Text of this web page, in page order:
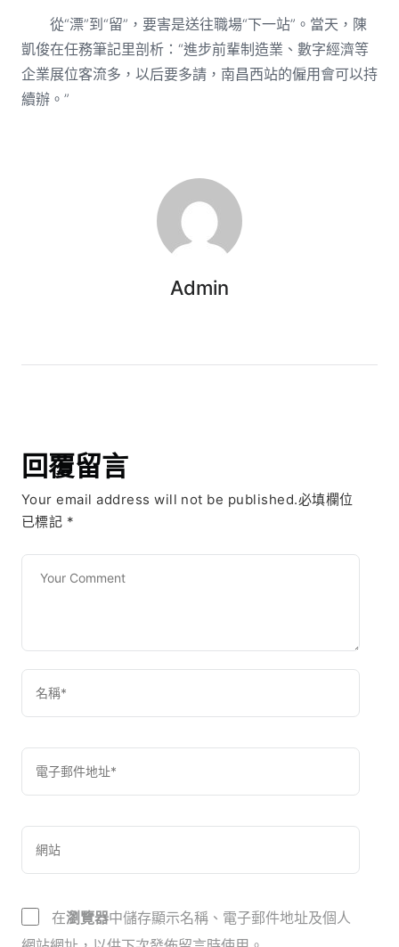
從“漂”到“留”，要害是送往職場“下一站”。當天，陳
凱俊在任務筆記里剖析：“進步前輩制造業、數字經濟等
企業展位客流多，以后要多請，南昌西站的僱用會可以持
續辦。”
Admin
回覆留言
Your email address will not be published.必填欄位
已標記 *
在瀏覽器中儲存顯示名稱、電子郵件地址及個人